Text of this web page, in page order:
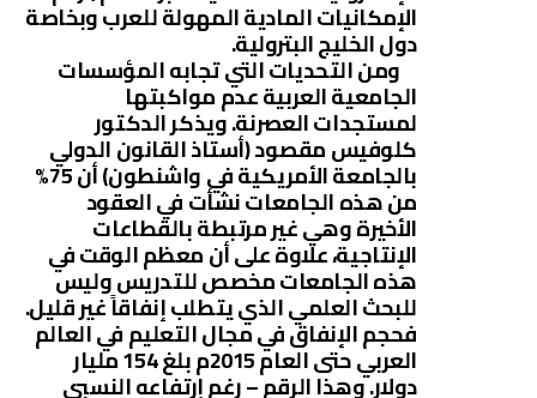
الإمكانيات المادية المهولة للعرب وبخاصة
دول الخليج البترولية.
ومن التحديات التي تجابه المؤسسات
الجامعية العربية عدم مواكبتها
لمستجدات العصرنة. ويذكر الدكتور
كلوفيس مقصود (أستاذ القانون الدولي
بالجامعة الأمريكية في واشنطون) أن 75%
من هذه الجامعات نشأت في العقود
الأخيرة وهي غير مرتبطة بالقطاعات
الإنتاجية، علاوة على أن معظم الوقت في
هذه الجامعات مخصص للتدريس وليس
للبحث العلمي الذي يتطلب إنفاقاً غير قليل.
فحجم الإنفاق في مجال التعليم في العالم
العربي حتى العام 2015م بلغ 154 مليار
دولار. وهذا الرقم – رغم إرتفاعه النسبي